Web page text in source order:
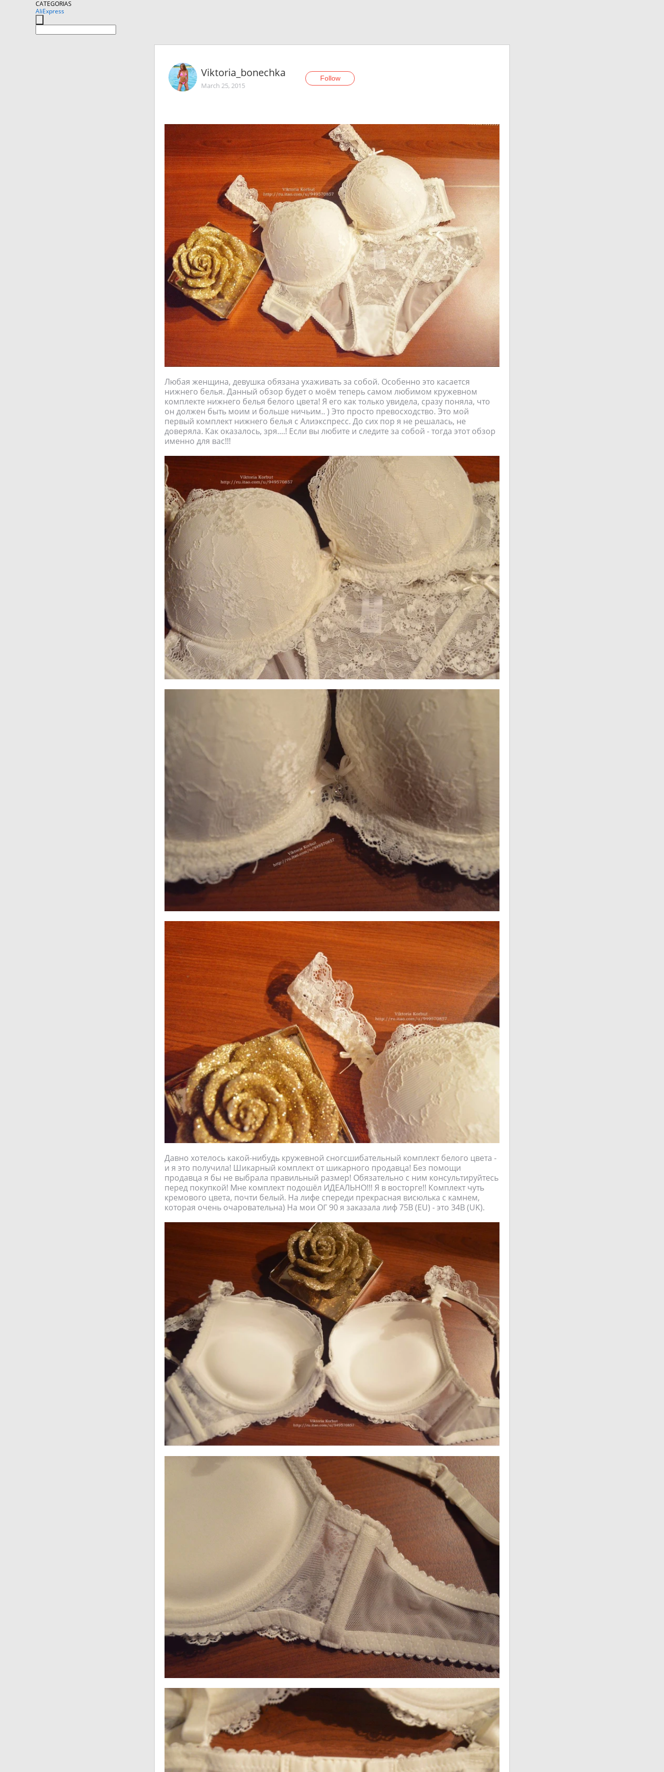
CATEGORIAS
AliExpress
Viktoria_bonechka
March 25, 2015
Follow
Любая женщина, девушка обязана ухаживать за собой. Особенно это касается
нижнего белья. Данный обзор будет о моём теперь самом любимом кружевном
комплекте нижнего белья белого цвета! Я его как только увидела, сразу поняла, что
он должен быть моим и больше ничьим.. ) Это просто превосходство. Это мой
первый комплект нижнего белья с Алиэкспресс. До сих пор я не решалась, не
доверяла. Как оказалось, зря....! Если вы любите и следите за собой - тогда этот обзор
именно для вас!!!
Давно хотелось какой-нибудь кружевной сногсшибательный комплект белого цвета -
и я это получила! Шикарный комплект от шикарного продавца! Без помощи
продавца я бы не выбрала правильный размер! Обязательно с ним консультируйтесь
перед покупкой! Мне комплект подошёл ИДЕАЛЬНО!!! Я в восторге!! Комплект чуть
кремового цвета, почти белый. На лифе спереди прекрасная висюлька с камнем,
которая очень очаровательна) На мои ОГ 90 я заказала лиф 75В (ЕU) - это 34В (UK).